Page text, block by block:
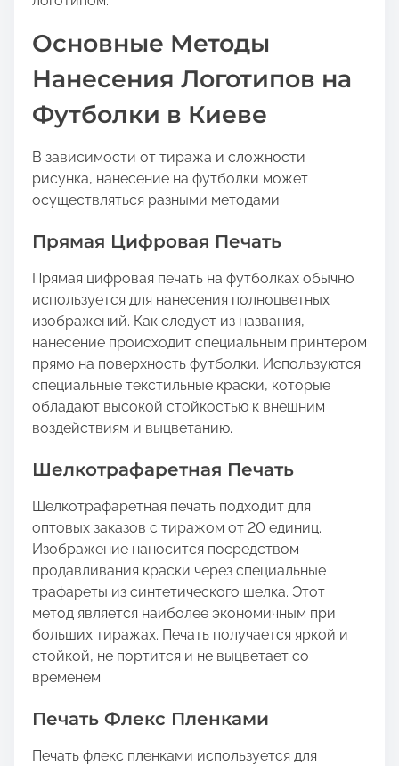
Основные Методы
Нанесения Логотипов на
Футболки в Киеве
В зависимости от тиража и сложности
рисунка, нанесение на футболки может
осуществляться разными методами:
Прямая Цифровая Печать
Прямая цифровая печать на футболках обычно
используется для нанесения полноцветных
изображений. Как следует из названия,
нанесение происходит специальным принтером
прямо на поверхность футболки. Используются
специальные текстильные краски, которые
обладают высокой стойкостью к внешним
воздействиям и выцветанию.
Шелкотрафаретная Печать
Шелкотрафаретная печать подходит для
оптовых заказов с тиражом от 20 единиц.
Изображение наносится посредством
продавливания краски через специальные
трафареты из синтетического шелка. Этот
метод является наиболее экономичным при
больших тиражах. Печать получается яркой и
стойкой, не портится и не выцветает со
временем.
Печать Флекс Пленками
Печать флекс пленками используется для